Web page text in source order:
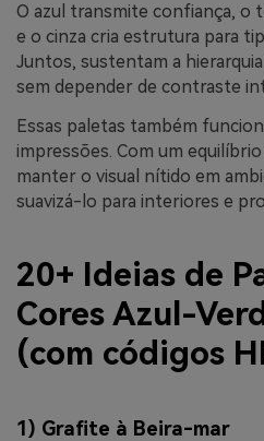
O azul transmite confiança, o
e o cinza cria estrutura para
Juntos, sustentam a
sem depender de contraste
Essas paletas também
impressões. Com um
manter o visual nítido em
suavizá-lo para interiores e
20+ Ideias de
Cores Azul-
(com códigos
1) Grafite à Beira-mar